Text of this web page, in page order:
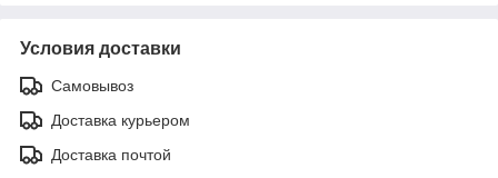
Условия доставки
Самовывоз
Доставка курьером
Доставка почтой